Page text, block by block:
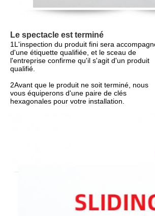
Le spectacle est terminé
1L'inspection du produit fini sera
d'une étiquette qualifiée, et le sceau de
l'entreprise confirme qu'il s'agit d'un produit
qualifié.
2Avant que le produit ne soit terminé, nous
vous équiperons d'une paire de clés
hexagonales pour votre installation.